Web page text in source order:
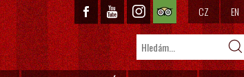
CZ EN